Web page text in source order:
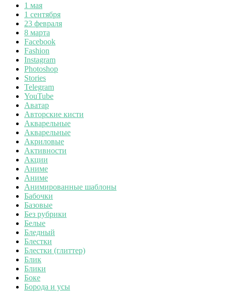
1 мая
1 сентября
23 февраля
8 марта
Facebook
Fashion
Instagram
Photoshop
Stories
Telegram
YouTube
Аватар
Авторские кисти
Акварельные
Акварельные
Акриловые
Активности
Акции
Аниме
Аниме
Анимированные шаблоны
Бабочки
Базовые
Без рубрики
Белые
Бледный
Блестки
Блестки (глиттер)
Блик
Блики
Боке
Борода и усы